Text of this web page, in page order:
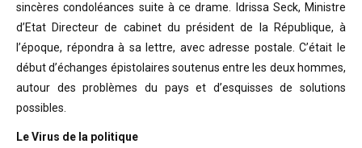
sincères condoléances suite à ce drame. Idrissa Seck, Ministre
d’Etat Directeur de cabinet du président de
la République, à
l’époque, répondra à sa lettre, avec adresse postale. C’était le
début d’échanges épistolaires soutenus entre les deux hommes,
autour des problèmes du pays et d’esquisses de solutions
possibles.
Le Virus de la politique